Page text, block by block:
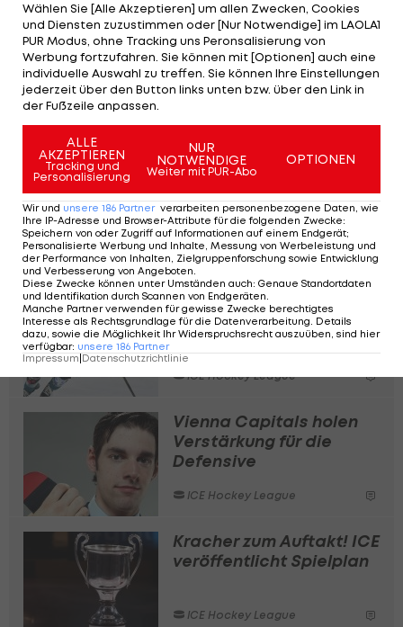
#Signed. ✒️ Luca Zanatta and
Thomas Galimberti are joining
the Wolves! 🐺#HCPustertal|
More on our website. ➡
https://t.co/MK19KysV9B
@win2dayICE
pic.twitter.com/YCjVdA6e2j
— HC Pustertal Wölfe (@hcpustertal)
July 11, 2024
ICE: Black Wings
verlängern mit
Youngster-Duo
ICE Hockey League
Vienna Capitals holen
Verstärkung für die
Defensive
ICE Hockey League
Kracher zum Auftakt! ICE
veröffentlicht Spielplan
ICE Hockey League
Wählen Sie [Alle Akzeptieren] um allen Zwecken, Cookies
und Diensten zuzustimmen oder [Nur Notwendige] im LAOLA1
PUR Modus, ohne Tracking uns Peronsalisierung von
Werbung fortzufahren. Sie können mit [Optionen] auch eine
individuelle Auswahl zu treffen. Sie können Ihre Einstellungen
jederzeit über den Button links unten bzw. über den Link in
der Fußzeile anpassen.
ALLE
AKZEPTIEREN
Tracking und
Personalisierung
NUR
NOTWENDIGE
Weiter mit PUR-Abo
OPTIONEN
Wir und unsere 186 Partner verarbeiten personenbezogene Daten, wie
Ihre IP-Adresse und Browser-Attribute für die folgenden Zwecke:
Speichern von oder Zugriff auf Informationen auf einem Endgerät;
Personalisierte Werbung und Inhalte, Messung von Werbeleistung und
der Performance von Inhalten, Zielgruppenforschung sowie Entwicklung
und Verbesserung von Angeboten.
Diese Zwecke können unter Umständen auch: Genaue Standortdaten
und Identifikation durch Scannen von Endgeräten.
Manche Partner verwenden für gewisse Zwecke berechtigtes
Interesse als Rechtsgrundlage für die Datenverarbeitung. Details
dazu, sowie die Möglichkeit Ihr Widerspruchsrecht auszuüben, sind hier
verfügbar: unsere 186 Partner
Impressum Datenschutzrichtlinie